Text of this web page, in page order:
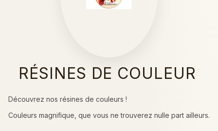
RÉSINES DE COULEUR
Découvrez nos résines de couleurs !
Couleurs magnifique, que vous ne trouverez nulle part ailleurs.